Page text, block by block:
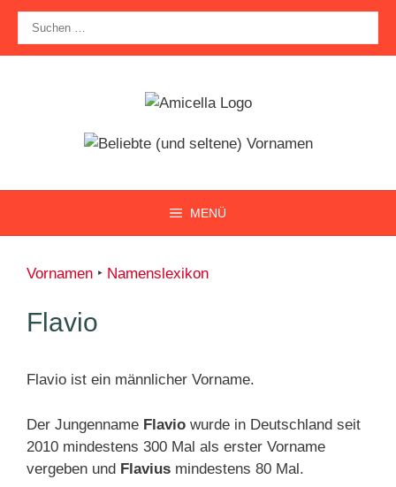
Zum
Inhalt
springen
nach:
MENÜ
Vornamen ‣ Namenslexikon
Flavio
Flavio ist ein männlicher Vorname.
Der Jungenname Flavio wurde in Deutschland seit
2010 mindestens 300 Mal als erster Vorname
vergeben und Flavius mindestens 80 Mal.